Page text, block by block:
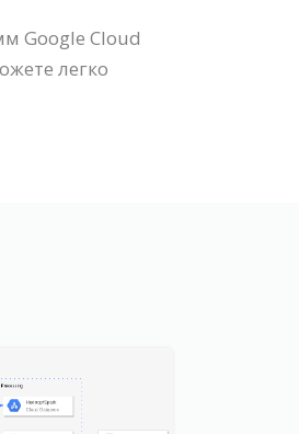
Google Cloud
легко